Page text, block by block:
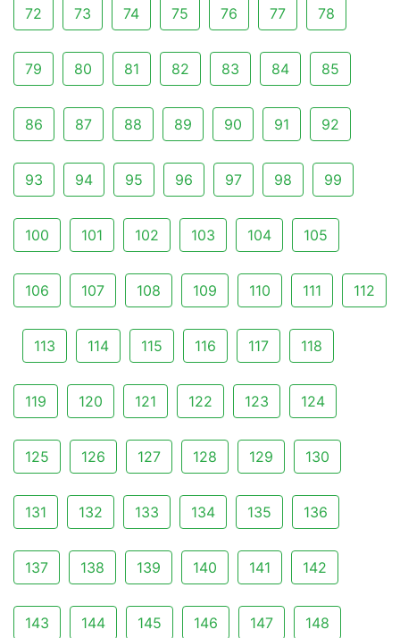
72 73 74 75 76 77 78
79 80 81 82 83 84 85
86 87 88 89 90 91 92
93 94 95 96 97 98 99
100 101 102 103 104 105
106 107 108 109 110 111 112
113 114 115 116 117 118
119 120 121 122 123 124
125 126 127 128 129 130
131 132 133 134 135 136
137 138 139 140 141 142
143 144 145 146 147 148